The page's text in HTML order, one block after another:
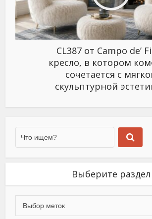
CL387 от Campo de’
кресло, в котором
сочетается с
скульптурной
Выберите раздел